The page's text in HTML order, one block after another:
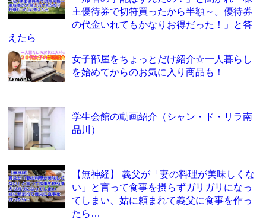
主優待券で切符買ったから半額～。優待券
の代金いれてもかなりお得だった！」と答
えたら
女子部屋をちょっとだけ紹介☆一人暮らし
を始めてからのお気に入り商品も！
学生会館の動画紹介（シャン・ド・リラ南
品川）
【無神経】 義父が「妻の料理が美味しくな
い」と言って食事を摂らずガリガリになっ
てしまい、姑に頼まれて義父に食事を作っ
たら…